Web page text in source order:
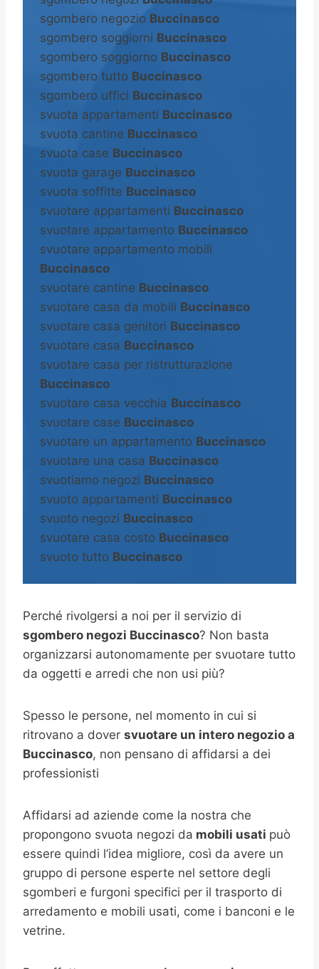
sgombero negozio Buccinasco
sgombero soggiorni Buccinasco
sgombero soggiorno Buccinasco
sgombero tutto Buccinasco
sgombero uffici Buccinasco
svuota appartamenti Buccinasco
svuota cantine Buccinasco
svuota case Buccinasco
svuota garage Buccinasco
svuota soffitte Buccinasco
svuotare appartamenti Buccinasco
svuotare appartamento Buccinasco
svuotare appartamento mobili
Buccinasco
svuotare cantine Buccinasco
svuotare casa da mobili Buccinasco
svuotare casa genitori Buccinasco
svuotare casa Buccinasco
svuotare casa per ristrutturazione
Buccinasco
svuotare casa vecchia Buccinasco
svuotare case Buccinasco
svuotare un appartamento Buccinasco
svuotare una casa Buccinasco
svuotiamo negozi Buccinasco
svuoto appartamenti Buccinasco
svuoto negozi Buccinasco
svuotare casa costo Buccinasco
svuoto tutto Buccinasco
Perché rivolgersi a noi per il servizio di
sgombero negozi Buccinasco? Non basta
organizzarsi autonomamente per svuotare tutto
da oggetti e arredi che non usi più?
Spesso le persone, nel momento in cui si
ritrovano a dover svuotare un intero negozio a
Buccinasco, non pensano di affidarsi a dei
professionisti
Affidarsi ad aziende come la nostra che
propongono svuota negozi da mobili usati può
essere quindi l’idea migliore, così da avere un
gruppo di persone esperte nel settore degli
sgomberi e furgoni specifici per il trasporto di
arredamento e mobili usati, come i banconi e le
vetrine.